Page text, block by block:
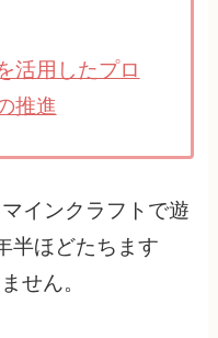
活用したプロ
推進
インクラフトで遊
半ほどたちます
せん。